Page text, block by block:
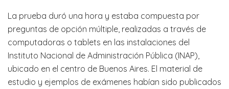
La prueba duró una hora y estaba compuesta por
preguntas de opción múltiple, realizadas a través de
computadoras o tablets en las instalaciones del
Instituto Nacional de Administración Pública (INAP),
ubicado en el centro de Buenos Aires. El material de
estudio y ejemplos de exámenes habían sido publicados